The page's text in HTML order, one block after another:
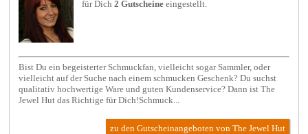
für Dich2 Gutscheine eingestellt.
Bist Du ein begeisterter Schmuckfan, vielleicht sogar Sammler, oder
vielleicht auf der Suche nach einem schmucken Geschenk? Du suchst
qualitativ hochwertige Ware und guten Kundenservice? Dann ist The
Jewel Hut das Richtige für Dich!Schmuck...
zu den Gutscheinangeboten von The Jewel Hut